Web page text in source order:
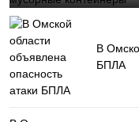
В
БПЛА